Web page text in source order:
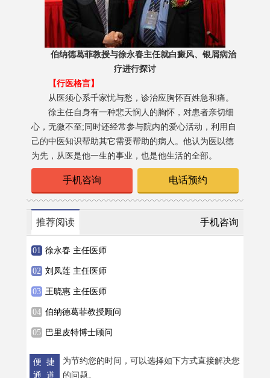
伯纳德葛菲教授与徐永春主任就白癜风、银屑病治
疗进行探讨
【行医格言】
从医须心系千家忧与愁，诊治应胸怀百姓急和痛。
徐主任自身有一种悲天悯人的胸怀，对患者亲切细
心，无微不至;同时还经常参与院内的爱心活动，利用自
己的中医知识帮助其它需要帮助的病人。他认为医以德
为先，从医是他一生的事业，也是他生活的全部。
手机咨询 电话预约
推荐阅读 手机咨询
徐永春 主任医师
刘凤莲 主任医师
王晓惠 主任医师
伯纳德葛菲教授顾问
巴里皮特博士顾问
便 捷
通 道
为节约您的时间，可以选择如下方式直接解决您
的问题。